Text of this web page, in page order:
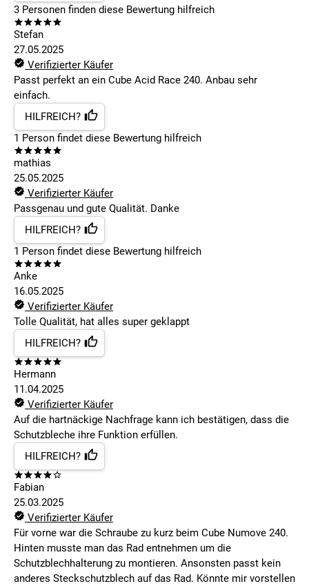
3 Personen finden diese Bewertung hilfreich
Stefan
27.05.2025
Verifizierter Käufer
Passt perfekt an ein Cube Acid Race 240. Anbau sehr
einfach.
HILFREICH?
1 Person findet diese Bewertung hilfreich
mathias
25.05.2025
Verifizierter Käufer
Passgenau und gute Qualität. Danke
HILFREICH?
1 Person findet diese Bewertung hilfreich
Anke
16.05.2025
Verifizierter Käufer
Tolle Qualität, hat alles super geklappt
HILFREICH?
Hermann
11.04.2025
Verifizierter Käufer
Auf die hartnäckige Nachfrage kann ich bestätigen, dass die
Schutzbleche ihre Funktion erfüllen.
HILFREICH?
Fabian
25.03.2025
Verifizierter Käufer
Für vorne war die Schraube zu kurz beim Cube Numove 240.
Hinten musste man das Rad entnehmen um die
Schutzblechhalterung zu montieren. Ansonsten passt kein
anderes Steckschutzblech auf das Rad. Könnte mir vorstellen